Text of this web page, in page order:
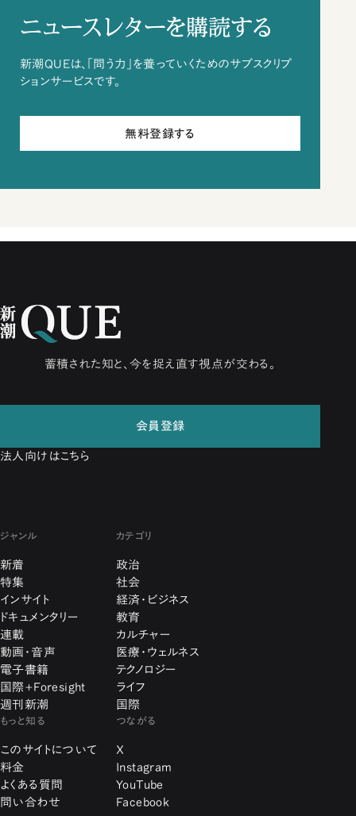
ニュースレターを購読する
新潮QUEは、「問う力」を養っていくためのサブスクリプ
ションサービスです。
無料登録する
蓄積された知と、今を捉え直す視点が交わる。
会員登録
法人向けはこちら
ジャンル
新着
特集
インサイト
ドキュメンタリー
連載
動画・音声
電子書籍
国際+Foresight
週刊新潮
カテゴリ
政治
社会
経済・ビジネス
教育
カルチャー
医療・ウェルネス
テクノロジー
ライフ
国際
もっと知る
このサイトについて
料金
よくある質問
問い合わせ
つながる
X
Instagram
YouTube
Facebook